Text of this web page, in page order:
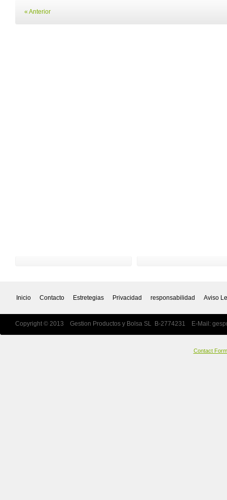
« Anterior
Inicio Contacto Estretegias Privacidad responsabilidad Aviso
Copyright © 2013 Gestion Productos y Bolsa SL B-2774231 E-Mail:
Contact Form